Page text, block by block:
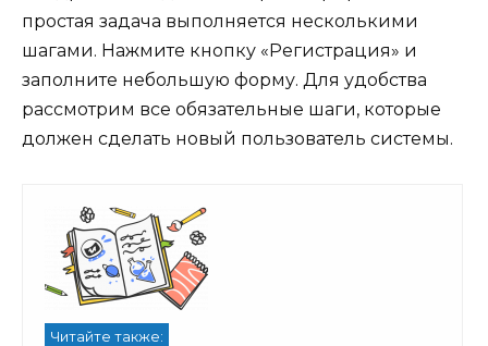
простая задача выполняется несколькими
шагами. Нажмите кнопку «Регистрация» и
заполните небольшую форму. Для удобства
рассмотрим все обязательные шаги, которые
должен сделать новый пользователь системы.
Читайте также: